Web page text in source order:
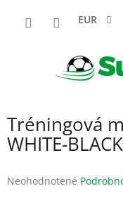
EUR
Tréningová
WHITE-BLACK
Priemerné
Neohodnotené